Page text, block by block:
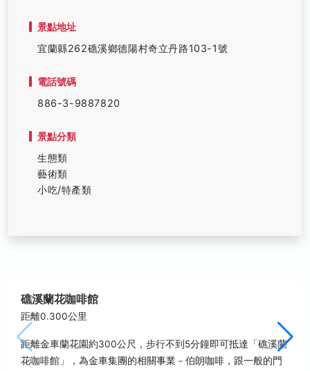
景點地址
宜蘭縣262礁溪鄉德陽村奇立丹路103-1號
電話號碼
886-3-9887820
景點分類
生態類
藝術類
小吃/特產類
礁溪蘭花咖啡館
距離0.300公里
距離金車蘭花園約300公尺，步行不到5分鐘即可抵達「礁溪蘭
花咖啡館」，為金車集團的相關事業－伯朗咖啡，跟一般的門